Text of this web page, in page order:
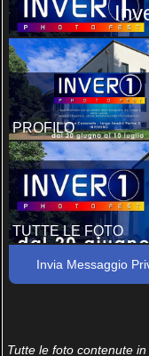
PROFILO
TUTTE LE FOTO
Invia Messaggio
Tutte le foto contenute